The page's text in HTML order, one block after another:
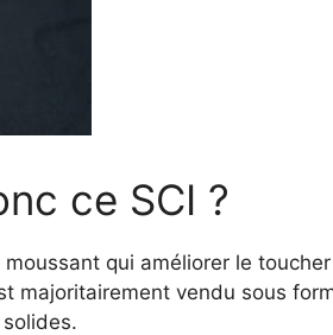
ce SCI ?
moussant qui améliorer le
majoritairement vendu sous